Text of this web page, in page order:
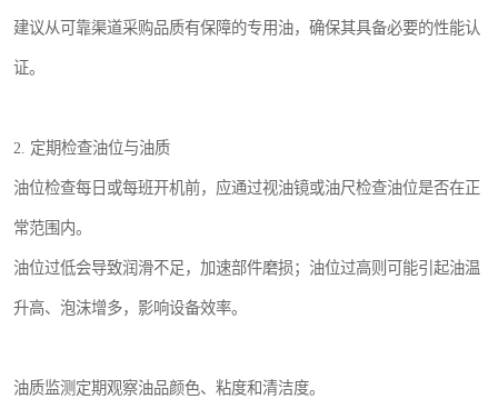
建议从可靠渠道采购品质有保障的专用油，确保其具备必要的性能认
证。
2. 定期检查油位与油质
油位检查每日或每班开机前，应通过视油镜或油尺检查油位是否在正
常范围内。
油位过低会导致润滑不足，加速部件磨损；油位过高则可能引起油温
升高、泡沫增多，影响设备效率。
油质监测定期观察油品颜色、粘度和清洁度。